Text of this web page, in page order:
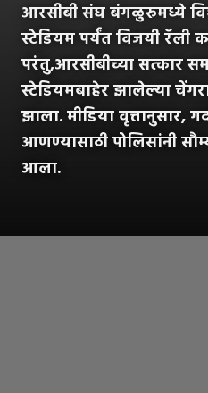
आरसीबी संघ बंगळुरुमध्ये
स्टेडियम पर्यंत विजयी रॅली
परंतु,आरसीबीच्या सत्कार
स्टेडियमबाहेर झालेल्या
झाला. मीडिया वृत्तानुसार,
आणण्यासाठी पोलिसांनी
आला.